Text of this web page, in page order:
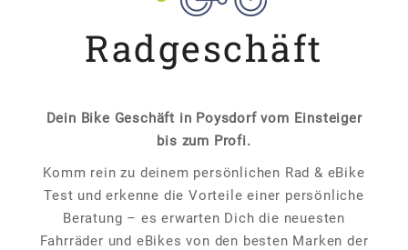
Radgeschäft
Dein Bike Geschäft in Poysdorf vom Einsteiger
bis zum Profi.
Komm rein zu deinem persönlichen Rad & eBike
Test und erkenne die Vorteile einer persönliche
Beratung – es erwarten Dich die neuesten
Fahrräder und eBikes von den besten Marken der